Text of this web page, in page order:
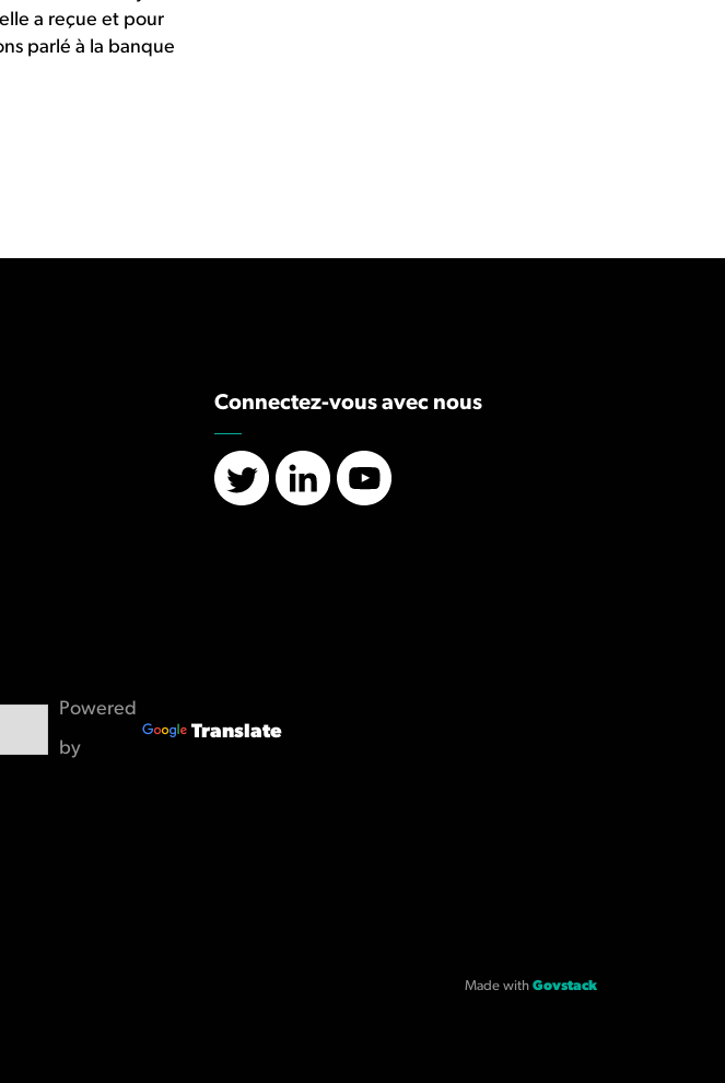
a reçue et pour
parlé à la banque
Powered
by
Translate
Connectez-vous avec nous
X/TwitterLinkedInYouTube
Made with Govstack